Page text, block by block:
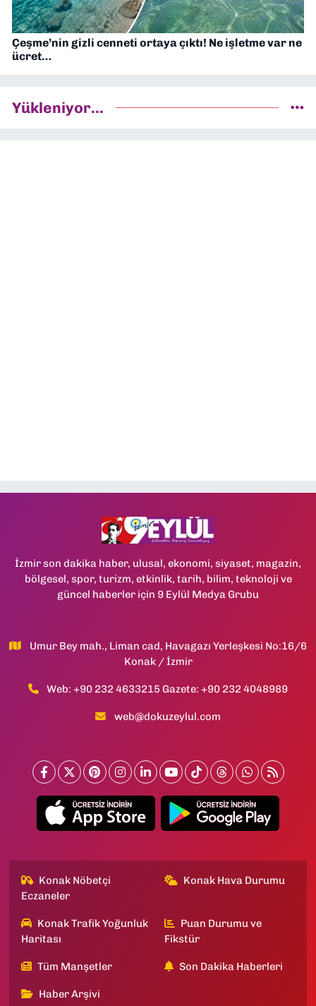
Çeşme’nin gizli cenneti ortaya çıktı! Ne işletme var ne
ücret…
Yükleniyor...
İzmir son dakika haber, ulusal, ekonomi, siyaset, magazin,
bölgesel, spor, turizm, etkinlik, tarih, bilim, teknoloji ve
güncel haberler için 9 Eylül Medya Grubu
Umur Bey mah., Liman cad, Havagazı Yerleşkesi No:16/6
Konak / İzmir
Web: +90 232 4633215 Gazete: +90 232 4048989
web@dokuzeylul.com
Konak Nöbetçi
Eczaneler
Konak Hava Durumu
Konak Trafik Yoğunluk
Haritası
Puan Durumu ve
Fikstür
Tüm Manşetler Son Dakika Haberleri
Haber Arşivi